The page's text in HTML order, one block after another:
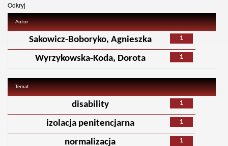
Odkryj
Autor
1
Sakowicz-Boboryko, Agnieszka
1
Wyrzykowska-Koda, Dorota
Temat
1
disability
1
izolacja penitencjarna
1
normalizacja